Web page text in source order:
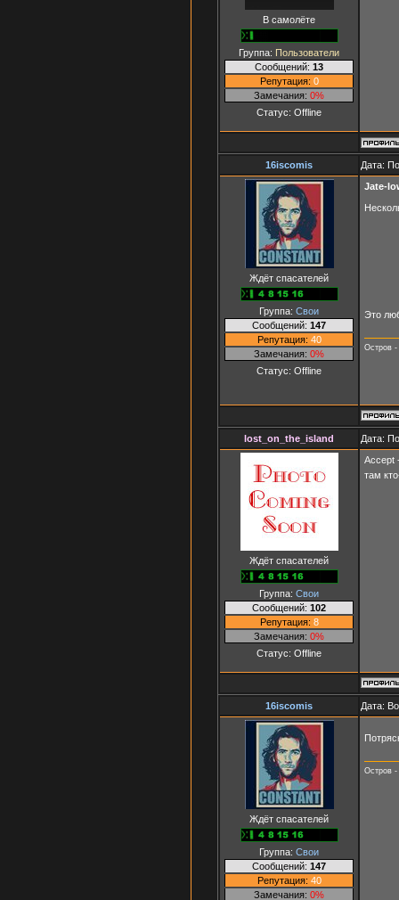
В самолёте
Группа: Пользователи
Сообщений: 13
Репутация: 0
Замечания: 0%
Статус: Offline
16iscomis Дата:
Ждёт спасателей
Группа: Свои
Сообщений: 147
Репутация: 40
Замечания: 0%
Статус: Offline
Jate-
Это
Остров
lost_on_the_island Дата:
Ждёт спасателей
Группа: Свои
Сообщений: 102
Репутация: 8
Замечания: 0%
Статус: Offline
Accept
там
16iscomis Дата:
Ждёт спасателей
Группа: Свои
Сообщений: 147
Репутация: 40
Замечания: 0%
Остров